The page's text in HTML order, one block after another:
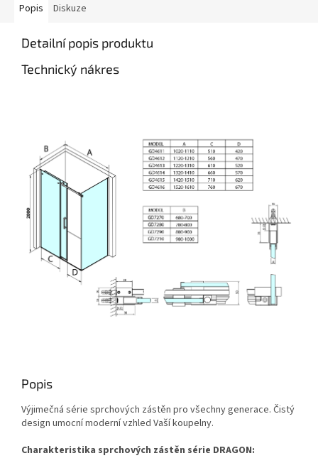
Popis Diskuze
Detailní popis produktu
Technický nákres
Popis
Výjimečná série sprchových zástěn pro všechny generace. Čistý
design umocní moderní vzhled Vaší koupelny.
Charakteristika sprchových zástěn série DRAGON: